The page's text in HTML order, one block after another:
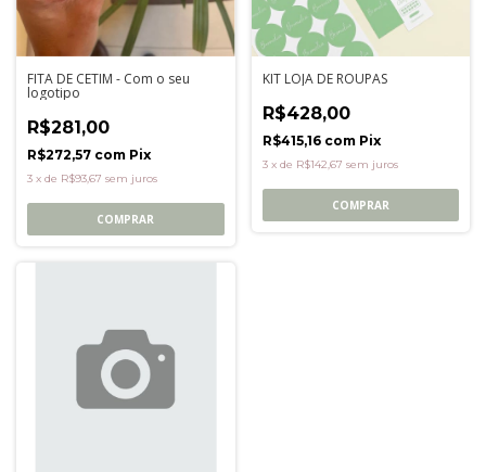
FITA DE CETIM - Com o seu
logotipo
R$281,00
R$272,57 com Pix
3 x de R$93,67 sem juros
COMPRAR
KIT LOJA DE ROUPAS
R$428,00
R$415,16 com Pix
3 x de R$142,67 sem juros
COMPRAR